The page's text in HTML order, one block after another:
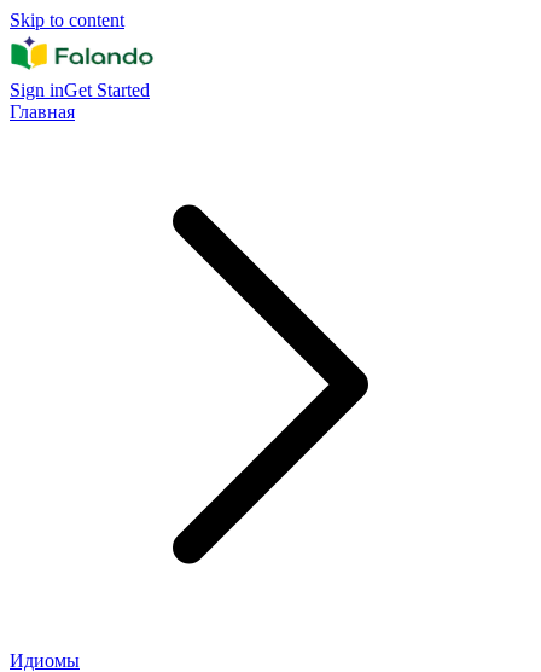
Skip to content
Sign inGet Started
Главная
Идиомы